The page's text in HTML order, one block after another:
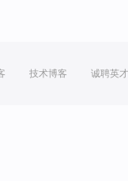
技术博客 诚聘英才